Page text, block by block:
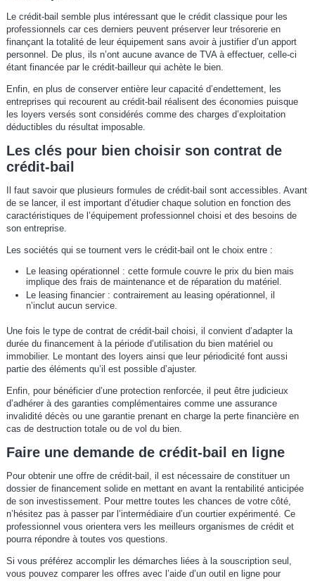
Le crédit-bail semble plus intéressant que le crédit classique pour les
professionnels car ces derniers peuvent préserver leur trésorerie en
finançant la totalité de leur équipement sans avoir à justifier d’un apport
personnel. De plus, ils n’ont aucune avance de TVA à effectuer, celle-ci
étant financée par le crédit-bailleur qui achète le bien.
Enfin, en plus de conserver entière leur capacité d’endettement, les
entreprises qui recourent au crédit-bail réalisent des économies puisque
les loyers versés sont considérés comme des charges d’exploitation
déductibles du résultat imposable.
Les clés pour bien choisir son contrat de
crédit-bail
Il faut savoir que plusieurs formules de crédit-bail sont accessibles. Avant
de se lancer, il est important d’étudier chaque solution en fonction des
caractéristiques de l’équipement professionnel choisi et des besoins de
son entreprise.
Les sociétés qui se tournent vers le crédit-bail ont le choix entre :
Le leasing opérationnel : cette formule couvre le prix du bien mais
implique des frais de maintenance et de réparation du matériel.
Le leasing financier : contrairement au leasing opérationnel, il
n’inclut aucun service.
Une fois le type de contrat de crédit-bail choisi, il convient d’adapter la
durée du financement à la période d’utilisation du bien matériel ou
immobilier. Le montant des loyers ainsi que leur périodicité font aussi
partie des éléments qu’il est possible d’ajuster.
Enfin, pour bénéficier d’une protection renforcée, il peut être judicieux
d’adhérer à des garanties complémentaires comme une assurance
invalidité décès ou une garantie prenant en charge la perte financière en
cas de destruction totale ou de vol du bien.
Faire une demande de crédit-bail en ligne
Pour obtenir une offre de crédit-bail, il est nécessaire de constituer un
dossier de financement solide en mettant en avant la rentabilité anticipée
de son investissement. Pour mettre toutes les chances de votre côté,
n’hésitez pas à passer par l’intermédiaire d’un courtier expérimenté. Ce
professionnel vous orientera vers les meilleurs organismes de crédit et
pourra répondre à toutes vos questions.
Si vous préférez accomplir les démarches liées à la souscription seul,
vous pouvez comparer les offres avec l’aide d’un outil en ligne pour